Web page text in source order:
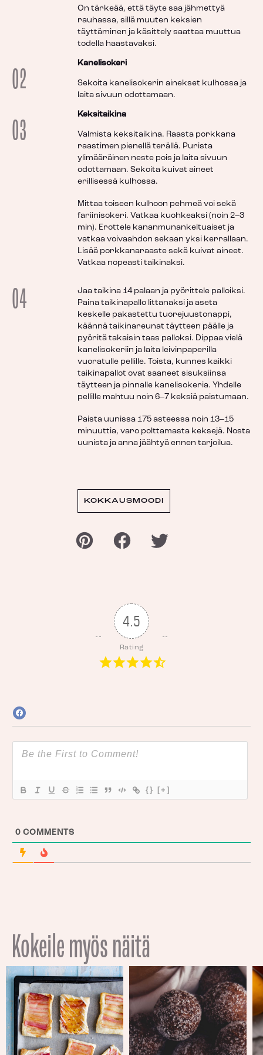
On tärkeää, että täyte saa jähmettyä
rauhassa, sillä muuten keksien
täyttäminen ja käsittely saattaa muuttua
todella haastavaksi.
02
Kanelisokeri
Sekoita kanelisokerin ainekset kulhossa ja
laita sivuun odottamaan.
03
Keksitaikina
Valmista keksitaikina. Raasta porkkana
raastimen pienellä terällä. Purista
ylimääräinen neste pois ja laita sivuun
odottamaan. Sekoita kuivat aineet
erillisessä kulhossa.
Mittaa toiseen kulhoon pehmeä voi sekä
fariinisokeri. Vatkaa kuohkeaksi (noin 2–3
min). Erottele kananmunankeltuaiset ja
vatkaa voivaahdon sekaan yksi kerrallaan.
Lisää porkkanaraaste sekä kuivat aineet.
Vatkaa nopeasti taikinaksi.
04
Jaa taikina 14 palaan ja pyörittele palloiksi.
Paina taikinapallo littanaksi ja aseta
keskelle pakastettu tuorejuustonappi,
käännä taikinareunat täytteen päälle ja
pyöritä takaisin taas palloksi. Dippaa vielä
kanelisokeriin ja laita leivinpaperilla
vuoratulle pellille. Toista, kunnes kaikki
taikinapallot ovat saaneet sisuksiinsa
täytteen ja pinnalle kanelisokeria. Yhdelle
pellille mahtuu noin 6–7 keksiä paistumaan.
Paista uunissa 175 asteessa noin 13–15
minuuttia, varo polttamasta keksejä. Nosta
uunista ja anna jäähtyä ennen tarjoilua.
KOKKAUSMOODI
4.5
Rating
{} [+]
0 COMMENTS
Kokeile myös näitä